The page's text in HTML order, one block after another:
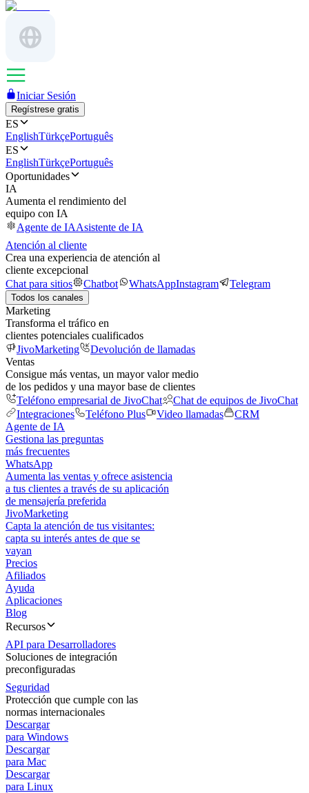
Iniciar Sesión
Regístrese gratis
ES
EnglishTürkçePortuguês
ES
EnglishTürkçePortuguês
Oportunidades
IA
Aumenta el rendimiento del
equipo con IA
Agente de IAAsistente de IA
Atención al cliente
Crea una experiencia de atención al
cliente excepcional
Chat para sitios
Chatbot WhatsAppInstagram Telegram
Todos los canales
Marketing
Transforma el tráfico en
clientes potenciales cualificados
JivoMarketing
Devolución de llamadas
Ventas
Consigue más ventas, un mayor valor medio
de los pedidos y una mayor base de clientes
Teléfono empresarial de JivoChat
Chat de equipos de JivoChat
Integraciones
Teléfono Plus Video llamadas
CRM
Agente de IA
Gestiona las preguntas
más frecuentes
WhatsApp
Aumenta las ventas y ofrece asistencia
a tus clientes a través de su aplicación
de mensajería preferida
JivoMarketing
Capta la atención de tus visitantes:
capta su interés antes de que se
vayan
Precios
Afiliados
Ayuda
Aplicaciones
Blog
Recursos
API para Desarrolladores
Soluciones de integración
preconfiguradas
Seguridad
Protección que cumple con las
normas internacionales
Descargar
para Windows
Descargar
para Mac
Descargar
para Linux